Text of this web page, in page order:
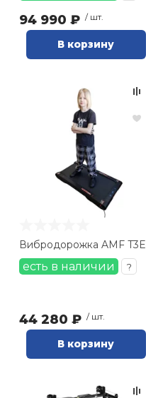
94 990 ₽ / шт.
В корзину
Вибродорожка AMF T3E
есть в наличии ?
44 280 ₽ / шт.
В корзину